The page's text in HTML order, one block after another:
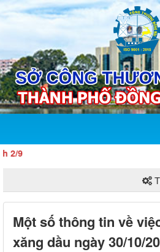
Một số thông tin về
xăng dầu ngày 30/10/